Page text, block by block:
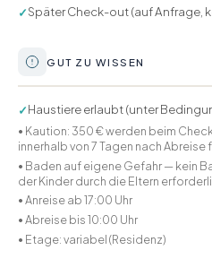
✓Später Check-out (auf Anfrage,
GUT ZU WISSEN
✓Haustiere erlaubt (unter
• Kaution: 350 € werden beim
innerhalb von 7 Tagen nach
• Baden auf eigene Gefahr — kein
der Kinder durch die Eltern
• Anreise ab 17:00 Uhr
• Abreise bis 10:00 Uhr
• Etage: variabel (Residenz)